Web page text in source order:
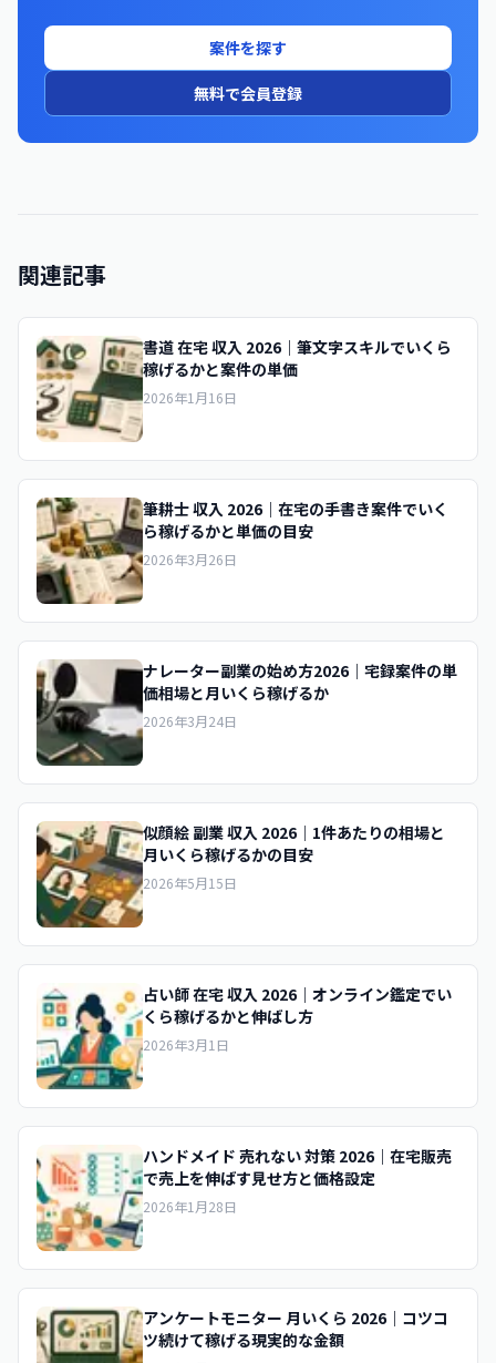
案件を探す
無料で会員登録
関連記事
書道 在宅 収入 2026｜筆文字スキルでいくら
稼げるかと案件の単価
2026年1月16日
筆耕士 収入 2026｜在宅の手書き案件でいく
ら稼げるかと単価の目安
2026年3月26日
ナレーター副業の始め方2026｜宅録案件の単
価相場と月いくら稼げるか
2026年3月24日
似顔絵 副業 収入 2026｜1件あたりの相場と
月いくら稼げるかの目安
2026年5月15日
占い師 在宅 収入 2026｜オンライン鑑定でい
くら稼げるかと伸ばし方
2026年3月1日
ハンドメイド 売れない 対策 2026｜在宅販売
で売上を伸ばす見せ方と価格設定
2026年1月28日
アンケートモニター 月いくら 2026｜コツコ
ツ続けて稼げる現実的な金額